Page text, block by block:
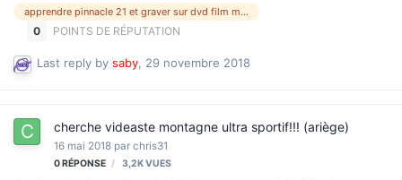
Pinnacle 21 mais quand je veux le graver il s'arrête un coup à 53
%, 59 % puis maintenant 27 %. j'ai beau recommencer depuis des
décourage. Je voudrais trouver dans mon secteur près
d'ARGELES-sur-MER 66, une personne qui maîtrise bien ce logiciel
Last reply by saby, 29 novembre 2018
apprendre pinnacle 21 et graver sur dvd film monté de 15
0 POINTS DE RÉPUTATION
cherche videaste montagne ultra sportif!!! (ariège)
16 mai 2018 par chris31
0RÉPONSE 3,2KVUES